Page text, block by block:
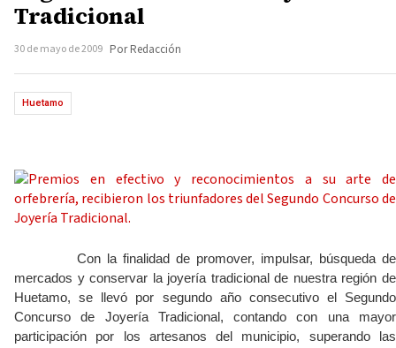
Tradicional
30 de mayo de 2009 Por Redacción
Huetamo
Con la finalidad de promover, impulsar, búsqueda de
mercados y conservar la joyería tradicional de nuestra región de
Huetamo, se llevó por segundo año consecutivo el Segundo
Concurso de Joyería Tradicional, contando con una mayor
participación por los artesanos del municipio, superando las